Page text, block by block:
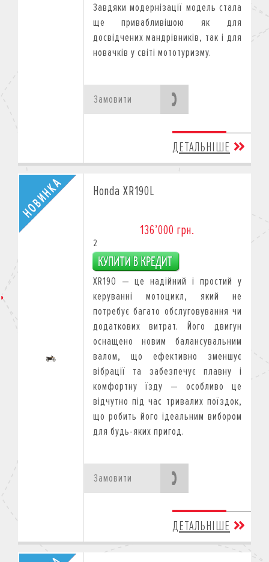
Завдяки модернізації модель стала
ще привабливішою як для
досвідчених мандрівників, так і для
новачків у світі мототуризму.
Замовити
ДЕТАЛЬНІШЕ
Honda XR190L
136’000 грн.
2
XR190 — це надійний і простий у
керуванні мотоцикл, який не
потребує багато обслуговування чи
додаткових витрат. Його двигун
оснащено новим балансувальним
валом, що ефективно зменшує
вібрації та забезпечує плавну і
комфортну їзду — особливо це
відчутно під час тривалих поїздок,
що робить його ідеальним вибором
для будь-яких пригод.
Замовити
ДЕТАЛЬНІШЕ